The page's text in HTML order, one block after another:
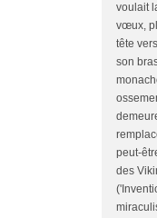
voulait
vœux,
tête
son
peut-
des